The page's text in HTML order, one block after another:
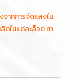
จากการจัดแสงใน
ตในแต่ละล็อต ทา